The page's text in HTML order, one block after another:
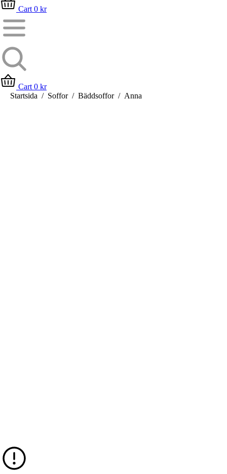
Cart 0 kr
Cart 0 kr
Du är här:
Startsida Soffor Bäddsoffor Anna